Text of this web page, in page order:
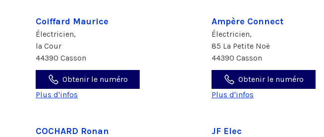
Coiffard Maurice
Électricien,
la Cour
44390 Casson
Obtenir le numéro
Plus d'infos
Ampère Connect
Électricien,
85 La Petite Noë
44390 Casson
Obtenir le numéro
Plus d'infos
COCHARD Ronan JF Elec